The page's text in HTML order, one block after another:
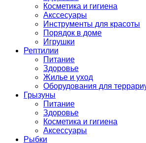
Косметика и гигиена
Акссесуары
Инструменты для красоты
Порядок в доме
Игрушки
Рептилии
Питание
Здоровье
Жилье и уход
Оборудования для
Грызуны
Питание
Здоровье
Косметика и гигиена
Аксессуары
Рыбки